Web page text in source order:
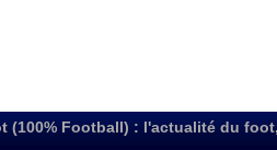
(100% Football) : l'actualité du